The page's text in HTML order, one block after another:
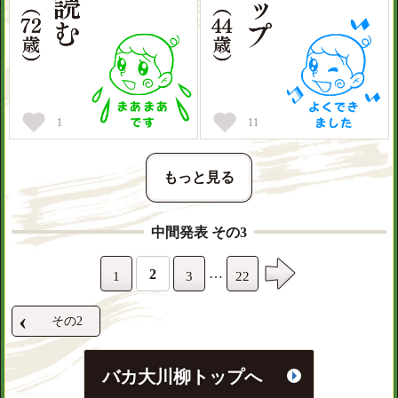
1 11
もっと見る
中間発表 その3
1 2 3 … 22
‹ その2
バカ大川柳トップへ